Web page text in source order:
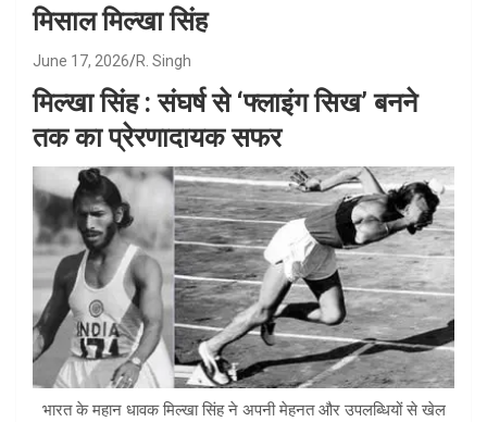
मिसाल मिल्खा सिंह
June 17, 2026 R. Singh
मिल्खा सिंह : संघर्ष से ‘फ्लाइंग सिख’ बनने
तक का प्रेरणादायक सफर
भारत के महान धावक मिल्खा सिंह ने अपनी मेहनत और उपलब्धियों से खेल